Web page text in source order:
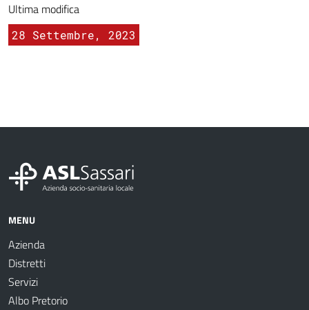
Ultima modifica
28 Settembre, 2023
MENU
Azienda
Distretti
Servizi
Albo Pretorio